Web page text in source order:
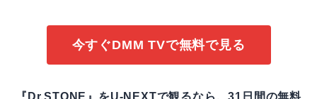
今すぐDMM TVで無料で見る